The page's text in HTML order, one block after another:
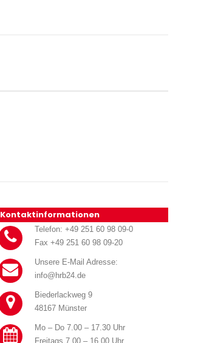
Kontaktinformationen
Telefon: +49 251 60 98 09-0
Fax +49 251 60 98 09-20
Unsere E-Mail Adresse:
info@hrb24.de
Biederlackweg 9
48167 Münster
Mo – Do 7.00 – 17.30 Uhr
Freitags 7.00 – 16.00 Uhr